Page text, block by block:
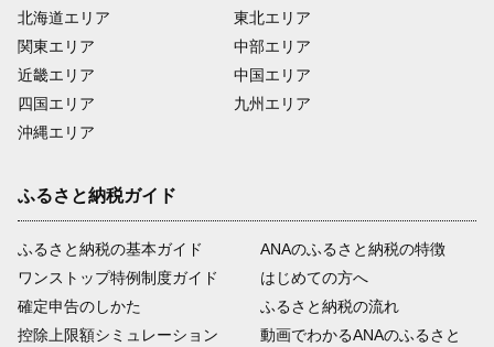
北海道エリア
関東エリア
近畿エリア
四国エリア
沖縄エリア
東北エリア
中部エリア
中国エリア
九州エリア
ふるさと納税ガイド
ふるさと納税の基本ガイド
ワンストップ特例制度ガイド
確定申告のしかた
控除上限額シミュレーション
ANAのふるさと納税の特徴
はじめての方へ
ふるさと納税の流れ
動画でわかるANAのふるさと